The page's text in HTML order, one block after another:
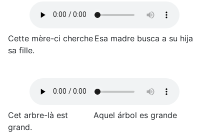
Cette mère-ci cherche
sa fille.
Esa madre busca a su hija
Cet arbre-là est
grand.
Aquel árbol es grande